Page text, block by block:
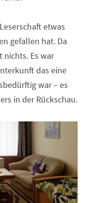
etwas
gefallen hat. Da
nichts. Es war
das eine
war – es
in der Rückschau.